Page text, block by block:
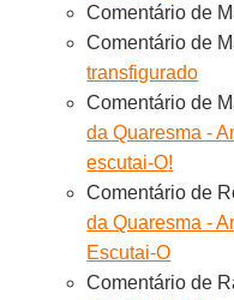
Comentário de
Comentário de
transfigurado
Comentário de
da Quaresma -
escutai-O!
Comentário de
da Quaresma -
Escutai-O
Comentário de